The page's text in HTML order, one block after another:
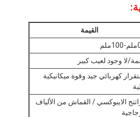
القيمة
لا وجود لعيب كبير
كهربائي جيد وقوة ميكانيكية
الايبوكسي / القماش من الألياف